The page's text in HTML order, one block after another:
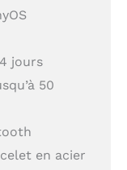
jours
50
en acier